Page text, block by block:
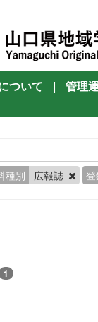
ついて |
管理
種別 広報誌
1